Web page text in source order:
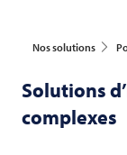
Nos solutions
Solutions
complexes